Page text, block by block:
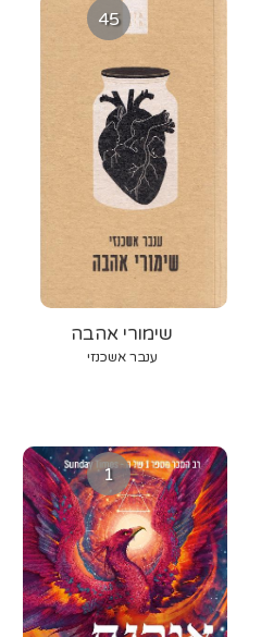
45
שימורי אהבה
ענבר אשכנזי
1